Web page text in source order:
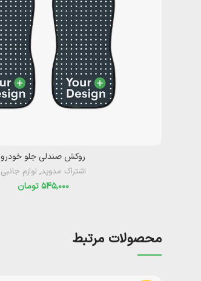
روکش صندلی جلو خودرو
اشتراک مدوپد, لوازم جانبی
تومان
محصولات مرتبط